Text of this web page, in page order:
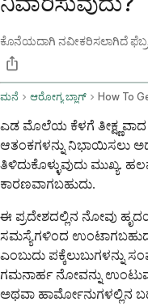
ಕೊನೆಯದಾಗಿ ನವೀಕರಿಸಲಾಗಿದೆ
ಮನೆ ಆರೋಗ್ಯ ಬ್ಲಾಗ್
ಎಡ ಮೊಲೆಯ ಕೆಳಗೆ
ಆತಂಕಗಳನ್ನು ನಿಭಾಯಿಸಲು
ತಿಳಿದುಕೊಳ್ಳುವುದು
ಕಾರಣವಾಗಬಹುದು.
ಈ ಪ್ರದೇಶದಲ್ಲಿನ ನೋವು
ಸಮಸ್ಯೆಗಳಿಂದ
ಎಂಬುದು
ಗಮನಾರ್ಹ ನೋವನ್ನು
ಅಥವಾ ಹಾರ್ಮೋನುಗಳಲ್ಲಿನ